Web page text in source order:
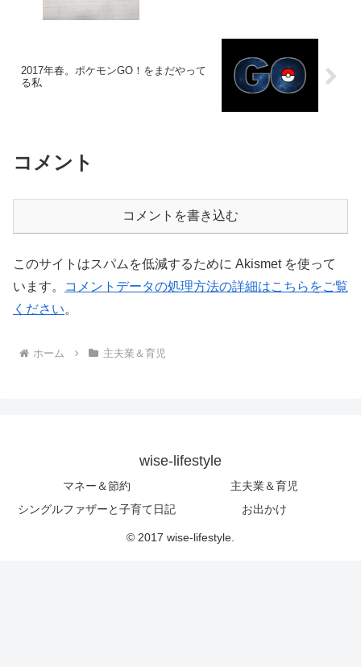
2017年春。ポケモンGO！をまだやって
る私
コメント
コメントを書き込む
このサイトはスパムを低減するために Akismet を使って
います。
コメントデータの処理方法の詳細はこちらをご覧
ください。
ホーム 主夫業＆育児
wise-lifestyle
マネー＆節約
主夫業＆育児
シングルファザーと子育て日記
お出かけ
© 2017 wise-lifestyle.